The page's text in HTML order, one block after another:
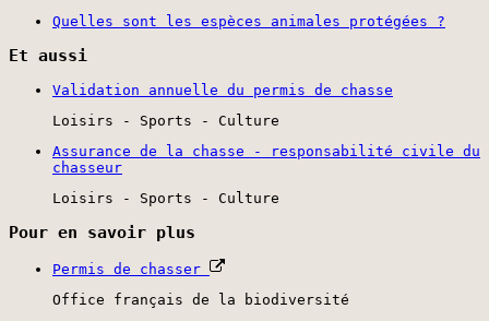
Quelles sont les espèces animales protégées ?
Et aussi
Validation annuelle du permis de chasse
Loisirs - Sports - Culture
Assurance de la chasse - responsabilité civile du
chasseur
Loisirs - Sports - Culture
Pour en savoir plus
Permis de chasser
Office français de la biodiversité